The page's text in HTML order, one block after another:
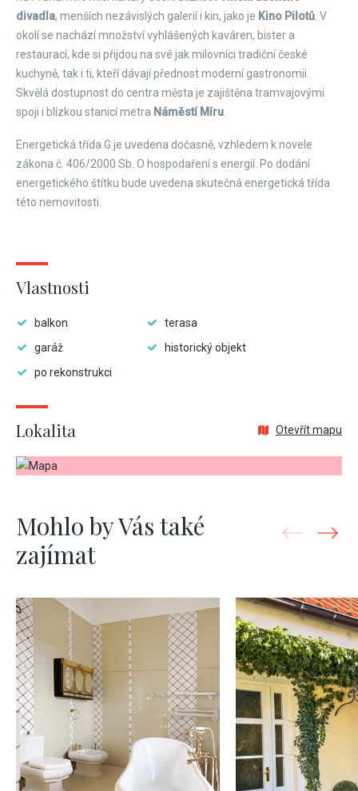
divadla, menších nezávislých galerií i kin, jako je Kino Pilotů . V
okolí se nachází množství vyhlášených kaváren, bister a
restaurací, kde si přijdou na své jak milovníci tradiční české
kuchyně, tak i ti, kteří dávají přednost moderní gastronomii.
Skvělá dostupnost do centra města je zajištěna tramvajovými
spoji i blízkou stanicí metra Náměstí Míru
Energetická třída G je uvedena dočasně, vzhledem k novele
zákona č. 406/2000 Sb. O hospodaření s energií. Po dodání
energetického štítku bude uvedena skutečná energetická třída
této nemovitosti.
Vlastnosti
balkon
terasa
garáž
historický objekt
po rekonstrukci
Lokalita Otevřít mapu
Mohlo by Vás také
zajímat